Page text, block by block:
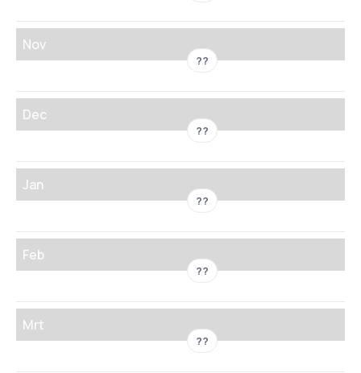
Nov
??
Dec
??
Jan
??
Feb
??
Mrt
??